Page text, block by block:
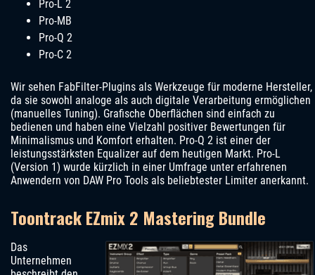
Pro-L 2
Pro-MB
Pro-Q 2
Pro-C 2
Wir sehen FabFilter-Plugins als Werkzeuge für moderne Hersteller,
da sie sowohl analoge als auch digitale Verarbeitung ermöglichen
(manuelles Tuning). Grafische Oberflächen sind einfach zu
bedienen und haben eine Vielzahl positiver Bewertungen für
Minimalismus und Komfort erhalten. Pro-Q 2 ist einer der
leistungsstärksten Equalizer auf dem heutigen Markt. Pro-L
(Version 1) wurde kürzlich in einer Umfrage unter erfahrenen
Anwendern von DAW Pro Tools als beliebtester Limiter anerkannt.
Toontrack EZmix 2 Mastering Bundle
Das
Unternehmen